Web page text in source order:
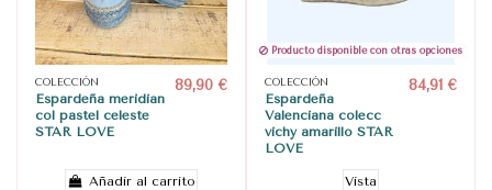
COLECCIÓN
Espardeña meridian
col pastel celeste
STAR LOVE
89,90 €
Añadir al carrito
Producto disponible con otras opciones
COLECCIÓN
Espardeña
Valenciana colecc
vichy amarillo STAR
LOVE
84,91 €
Vista